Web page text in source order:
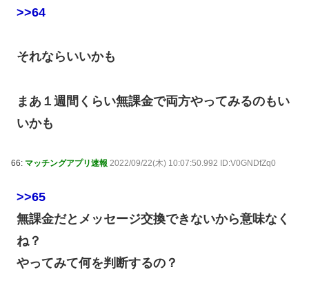
>>64
それならいいかも
まあ１週間くらい無課金で両方やってみるのもい
いかも
66: マッチングアプリ速報 2022/09/22(木) 10:07:50.992 ID:V0GNDfZq0
>>65
無課金だとメッセージ交換できないから意味なく
ね？
やってみて何を判断するの？